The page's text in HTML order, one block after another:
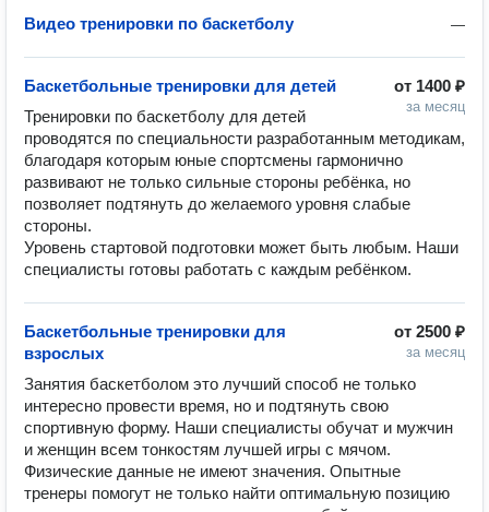
—
Видео тренировки по баскетболу
от 1400 ₽
за месяц
Баскетбольные тренировки для детей
Тренировки по баскетболу для детей
проводятся по специальности разработанным методикам,
благодаря которым юные спортсмены гармонично
развивают не только сильные стороны ребёнка, но
позволяет подтянуть до желаемого уровня слабые
стороны.
Уровень стартовой подготовки может быть любым. Наши
специалисты готовы работать с каждым ребёнком.
от 2500 ₽
за месяц
Баскетбольные тренировки для
взрослых
Занятия баскетболом это лучший способ не только
интересно провести время, но и подтянуть свою
спортивную форму. Наши специалисты обучат и мужчин
и женщин всем тонкостям лучшей игры с мячом.
Физические данные не имеют значения. Опытные
тренеры помогут не только найти оптимальную позицию